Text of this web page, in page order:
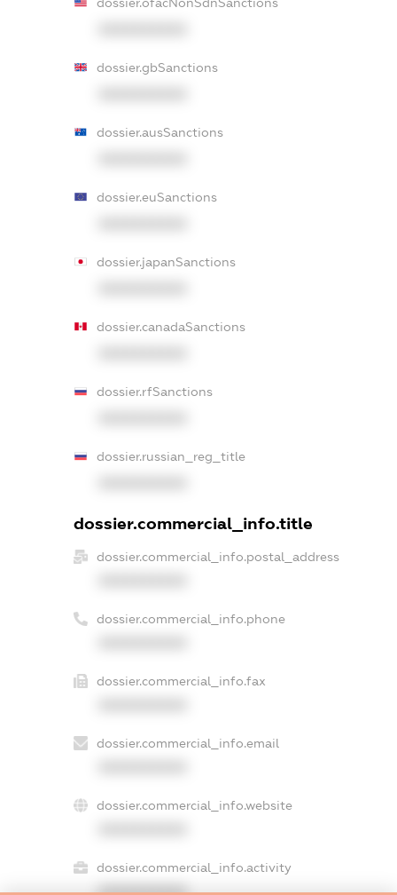
dossier.gbSanctions
dossier.ausSanctions
dossier.euSanctions
dossier.japanSanctions
dossier.canadaSanctions
dossier.rfSanctions
dossier.russian_reg_title
dossier.commercial_info.title
dossier.commercial_info.postal_address
dossier.commercial_info.phone
dossier.commercial_info.fax
dossier.commercial_info.email
dossier.commercial_info.website
dossier.commercial_info.activity
XXXXXXXXXX